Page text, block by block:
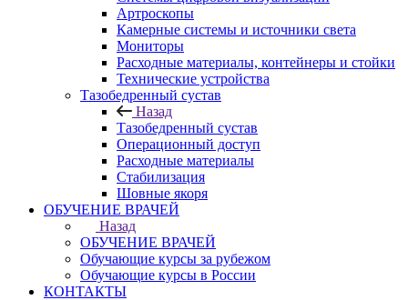
Артроскопы
Камерные системы и источники света
Мониторы
Расходные материалы, контейнеры и стойки
Технические устройства
Тазобедренный сустав
Назад
Тазобедренный сустав
Операционный доступ
Расходные материалы
Стабилизация
Шовные якоря
ОБУЧЕНИЕ ВРАЧЕЙ
Назад
ОБУЧЕНИЕ ВРАЧЕЙ
Обучающие курсы за рубежом
Обучающие курсы в России
КОНТАКТЫ